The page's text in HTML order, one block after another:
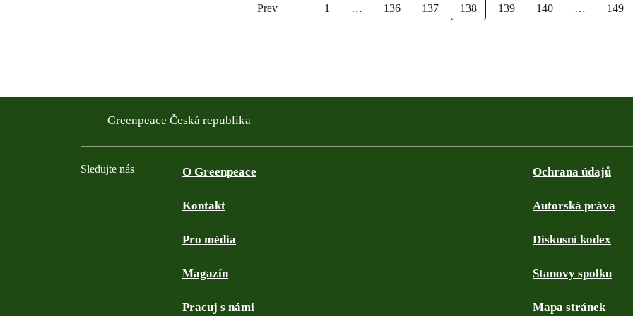
Prev 1 … 136 137 138 139 140 … 149
Greenpeace Česká republika
Sledujte nás O Greenpeace
Kontakt
Pro média
Magazín
Pracuj s námi
Ochrana údajů
Autorská práva
Diskusní kodex
Stanovy spolku
Mapa stránek